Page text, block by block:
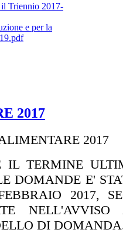
e per la
2017
2017
IL TERMINE
DOMANDE E'
2017,
NELL'AVVISO
DI